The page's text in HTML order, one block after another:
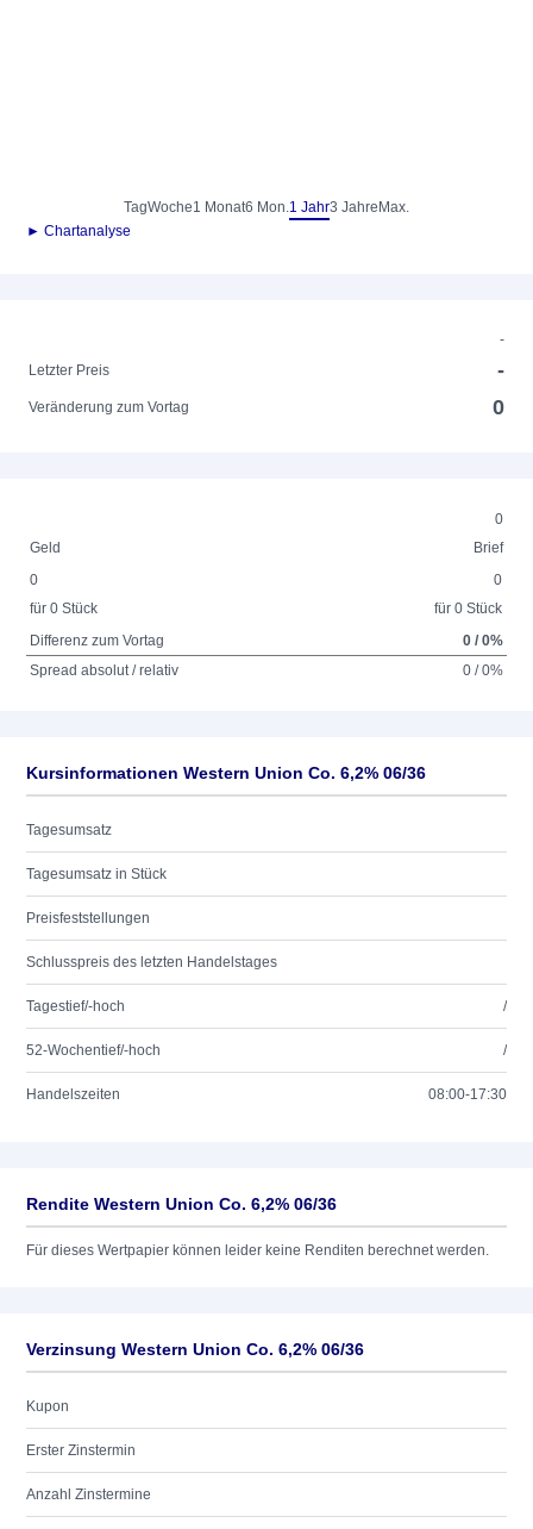
TagWoche1 Monat6 Mon.1 Jahr3 Jahre Max.
► Chartanalyse
-
Letzter Preis
-
Veränderung zum Vortag 0
0
Geld
Brief
0
für 0 Stück
0
für 0 Stück
Differenz zum Vortag
0 / 0%
Spread absolut / relativ
0 / 0%
Kursinformationen Western Union Co. 6,2% 06/36
Tagesumsatz
Tagesumsatz in Stück
Preisfeststellungen
Schlusspreis des letzten Handelstages
Tagestief/-hoch /
52-Wochentief/-hoch /
Handelszeiten 08:00-17:30
Rendite Western Union Co. 6,2% 06/36
Für dieses Wertpapier können leider keine Renditen berechnet werden.
Verzinsung Western Union Co. 6,2% 06/36
Kupon
Erster Zinstermin
Anzahl Zinstermine